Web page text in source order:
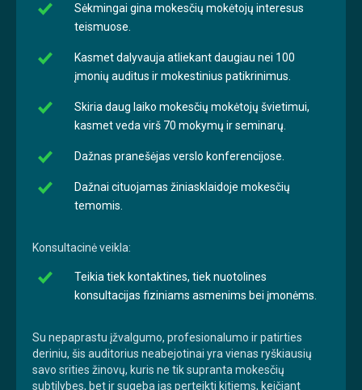
Sėkmingai gina mokesčių mokėtojų interesus
teismuose.
Kasmet dalyvauja atliekant daugiau nei 100
įmonių auditus ir mokestinius patikrinimus.
Skiria daug laiko mokesčių mokėtojų švietimui,
kasmet veda virš 70 mokymų ir seminarų.
Dažnas pranešėjas verslo konferencijose.
Dažnai cituojamas žiniasklaidoje mokesčių
temomis.
Konsultacinė veikla:
Teikia tiek kontaktines, tiek nuotolines
konsultacijas fiziniams asmenims bei įmonėms.
Su nepaprastu įžvalgumo, profesionalumo ir patirties
deriniu, šis auditorius neabejotinai yra vienas ryškiausių
savo srities žinovų, kuris ne tik supranta mokesčių
subtilybes, bet ir sugeba jas perteikti kitiems, keičiant